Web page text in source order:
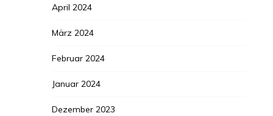
April 2024
März 2024
Februar 2024
Januar 2024
Dezember 2023